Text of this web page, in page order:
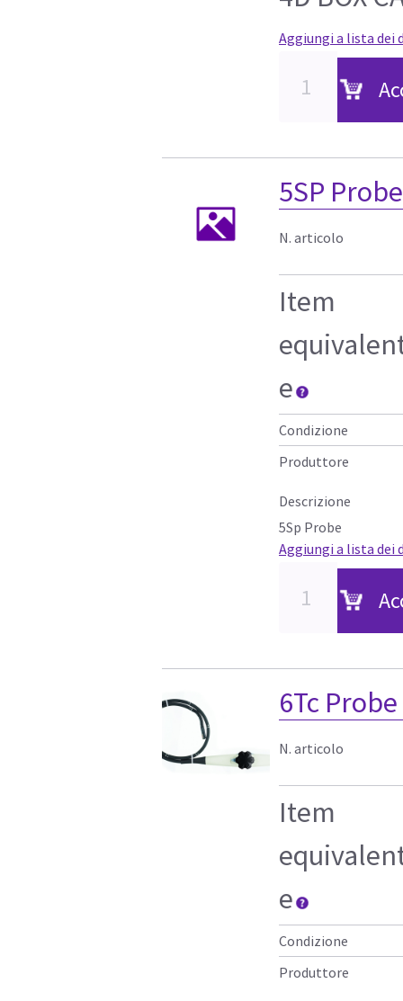
Aggiungi a lista dei
5SP
N. articolo
Item
e
Condizione
Produttore
Descrizione
5Sp Probe
Aggiungi a lista dei
6Tc
N. articolo
Item
e
Condizione
Produttore